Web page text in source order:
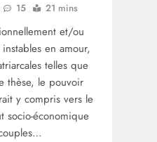
15 21 mins
et/ou
en amour,
telles que
thèse, le pouvoir
y compris vers le
socio-économique